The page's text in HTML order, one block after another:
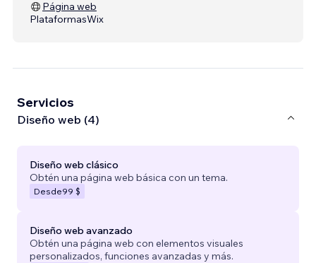
Página web
PlataformasWix
Servicios
Diseño web (4)
Diseño web clásico
Obtén una página web básica con un tema.
Desde99 $
Diseño web avanzado
Obtén una página web con elementos visuales
personalizados, funciones avanzadas y más.